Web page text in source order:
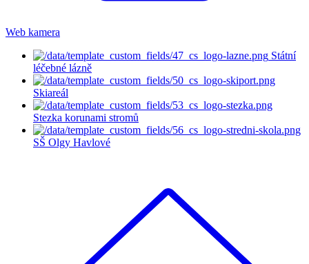
Web kamera
Státní
léčebné lázně
Skiareál
Stezka korunami stromů
SŠ Olgy Havlové